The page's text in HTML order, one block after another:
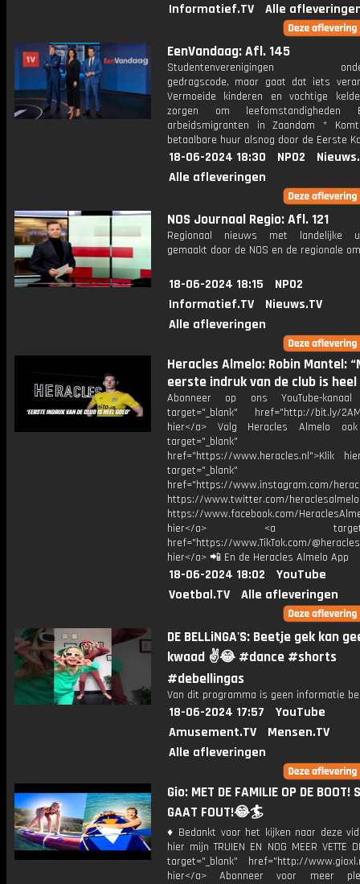
Informatief.TV
Alle
EenVandaag: Afl. 145
Studentenverenigingen
gedragscode, maar gaat dat iets
Vermoeide kinderen en vochtige
zorgen om leefomstandigheden
arbeidsmigranten in Zaandam *
betaalbare huur alsnog door de Eerste
18-06-2024 18:30 NPO2
Alle afleveringen
NOS Journaal Regio: Afl. 121
Regionaal nieuws met landelijke
gemaakt door de NOS en de regionale
18-06-2024 18:15
NPO2
Informatief.TV
Nieuws.TV
Alle afleveringen
Heracles Almelo: Robin Mantel:
eerste indruk van de club is heel
Abonneer op ons YouTube-
target="_blank" href="http://bit.ly/
hier</a> Volg Heracles Almelo
target="_blank"
href="https://www.heracles.nl">Klik
target="_blank"
href="https://www.instagram.com/
https://www.twitter.com/heraclesalmelo
https://www.facebook.com/
hier</a> <a
href="https://www.TikTok.com/
hier</a> 📲 En de Heracles Almelo App
18-06-2024 18:02
YouTube
Voetbal.TV
Alle afleveringen
DE BELLiNGA'S: Beetje gek kan
kwaad ✌️😂 #dance #shorts
#debellingas
Van dit programma is geen informatie
18-06-2024 17:57
YouTube
Amusement.TV
Mensen.TV
Alle afleveringen
Gio: MET DE FAMILIE OP DE BOOT!
GAAT FOUT!😂🏄
♦ Bedankt voor het kijken naar deze
hier mijn TRUIEN EN NOG MEER VETTE
target="_blank" href="http://
hier</a> Abonneer voor meer